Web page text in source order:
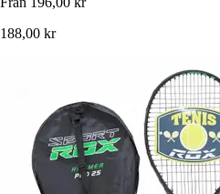
188,00 kr